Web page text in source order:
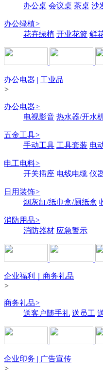
办公桌 会议桌 茶桌 沙
办公绿植>
花卉绿植 开业花篮 鲜
办公电器 | 工业品
>
办公电器>
电视影音 热水器/开水
五金工具>
手动工具 工具套装 电
电工电料>
开关插座 电线电缆 仪
日用装饰>
烟灰缸/纸巾盒/厕纸盒
消防用品>
消防器材 应急警示
企业福利｜商务礼品
>
商务礼品>
送客户随手礼 送员工
企业印务 | 广告宣传
>